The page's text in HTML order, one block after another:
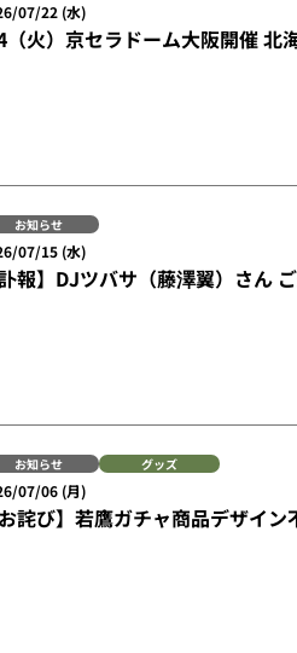
07/22 (水)
火）京セラドーム大阪開催 北
お知らせ
07/15 (水)
訃報】DJツバサ（藤澤翼）さん
お知らせ グッズ
07/06 (月)
お詫び】若鷹ガチャ商品デザイ